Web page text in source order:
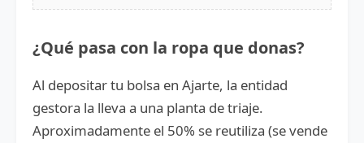
¿Qué pasa con la ropa que donas?
Al depositar tu bolsa en Ajarte, la entidad
gestora la lleva a una planta de triaje.
Aproximadamente el 50% se reutiliza (se vende